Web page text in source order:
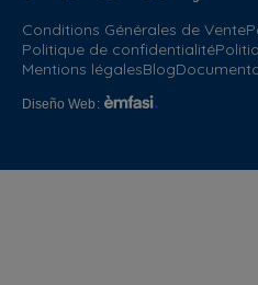
Conditions Générales de Vente
Politique de confidentialité
Mentions légalesBlog
Diseño Web :